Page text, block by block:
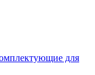
для